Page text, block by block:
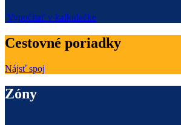
Vypočítať v kalkulačke
Cestovné poriadky
Nájsť spoj
Zóny